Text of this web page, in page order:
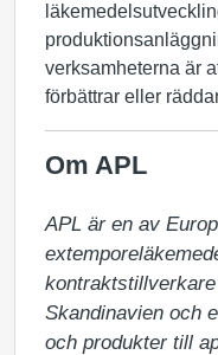
verksamheterna är
förbättrar eller
Om APL
APL är en av
Skandinavien och
och produkter till